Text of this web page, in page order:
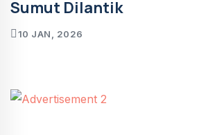
Sumut Dilantik
10 JAN, 2026